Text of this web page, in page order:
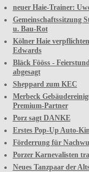
neuer Haie-Trainer:
Gemeinschaftssitzung
u. Bau-Rot
Kölner Haie
Edwards
Bläck Fööss -
abgesagt
Sheppard zum KEC
Merbeck
Premium-Partner
Porz sagt DANKE
Erstes Pop-Up Auto-
Förderrung für
Porzer Karnevalisten
Neues Tanzpaar der